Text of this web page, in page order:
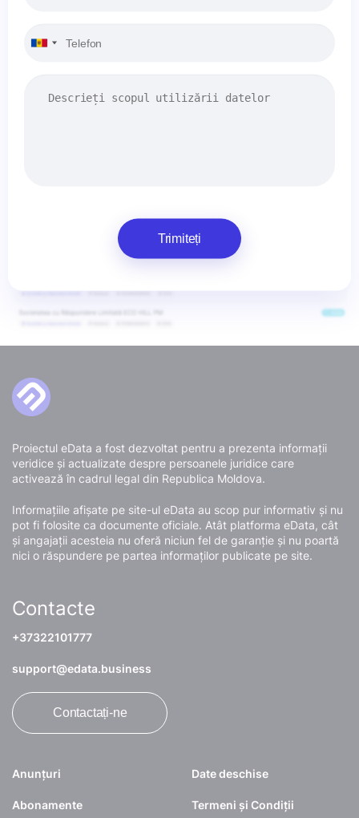
Trimiteți
Proiectul eData a fost dezvoltat pentru a prezenta informații
veridice și actualizate despre persoanele juridice care
activează în cadrul legal din Republica Moldova.
Informațiile afișate pe site-ul eData au scop pur informativ și nu
pot fi folosite ca documente oficiale. Atât platforma eData, cât
și angajații acesteia nu oferă niciun fel de garanție și nu poartă
nici o răspundere pe partea informaților publicate pe site.
Anunțuri
Abonamente
Date deschise
Termeni și Condiții
Contacte
+37322101777
support@edata.business
Contactați-ne